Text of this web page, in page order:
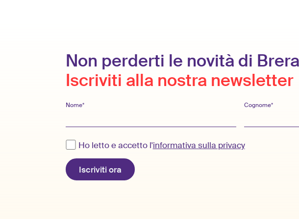
Non perderti le novità di
Iscriviti alla nostra newsletter
Nome* Cognome*
Ho letto e accetto l'informativa sulla privacy
Iscriviti ora